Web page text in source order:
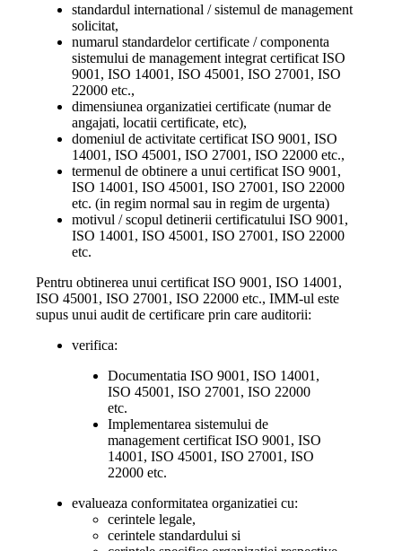
standardul international / sistemul de management
solicitat,
numarul standardelor certificate / componenta
sistemului de management integrat certificat ISO
9001, ISO 14001, ISO 45001, ISO 27001, ISO
22000 etc.,
dimensiunea organizatiei certificate (numar de
angajati, locatii certificate, etc),
domeniul de activitate certificat ISO 9001, ISO
14001, ISO 45001, ISO 27001, ISO 22000 etc.,
termenul de obtinere a unui certificat ISO 9001,
ISO 14001, ISO 45001, ISO 27001, ISO 22000
etc. (in regim normal sau in regim de urgenta)
motivul / scopul detinerii certificatului ISO 9001,
ISO 14001, ISO 45001, ISO 27001, ISO 22000
etc.
Pentru obtinerea unui certificat ISO 9001, ISO 14001,
ISO 45001, ISO 27001, ISO 22000 etc., IMM-ul este
supus unui audit de certificare prin care auditorii:
verifica:
Documentatia ISO 9001, ISO 14001,
ISO 45001, ISO 27001, ISO 22000
etc.
Implementarea sistemului de
management certificat ISO 9001, ISO
14001, ISO 45001, ISO 27001, ISO
22000 etc.
evalueaza conformitatea organizatiei cu:
cerintele legale,
cerintele standardului si